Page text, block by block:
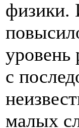
физики.
уровень
с
малых